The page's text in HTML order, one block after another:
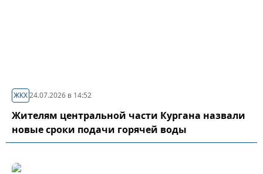
ЖКХ24.07.2026 в 14:52
Жителям центральной части Кургана назвали
новые сроки подачи горячей воды